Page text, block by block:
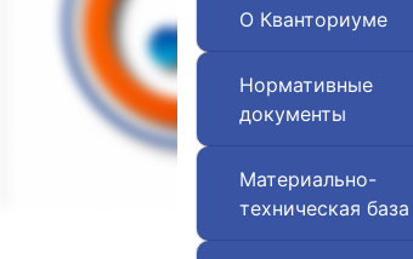
О Кванториуме
Нормативные
документы
Материально-
техническая база